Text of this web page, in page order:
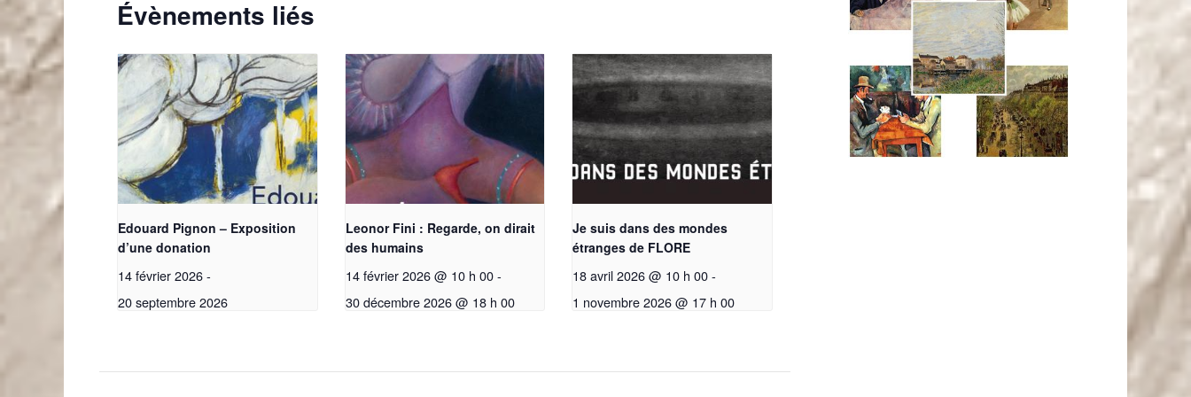
Évènements liés
Edouard Pignon – Exposition
d’une donation
14 février 2026-
20 septembre 2026
Leonor Fini : Regarde, on dirait
des humains
14 février 2026 @ 10 h 00 -
30 décembre 2026 @ 18 h 00
Je suis dans des mondes
étranges de FLORE
18 avril 2026 @ 10 h 00-
1 novembre 2026 @ 17 h 00